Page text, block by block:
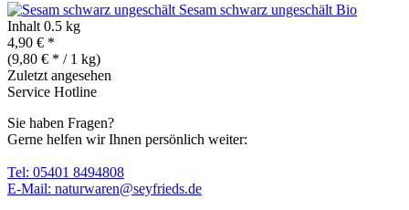
Sesam schwarz ungeschält Bio
Inhalt 0.5 kg
4,90 € *
(9,80 € * / 1 kg)
Zuletzt angesehen
Service Hotline
Sie haben Fragen?
Gerne helfen wir Ihnen persönlich weiter:
Tel: 05401 8494808
E-Mail: naturwaren@seyfrieds.de